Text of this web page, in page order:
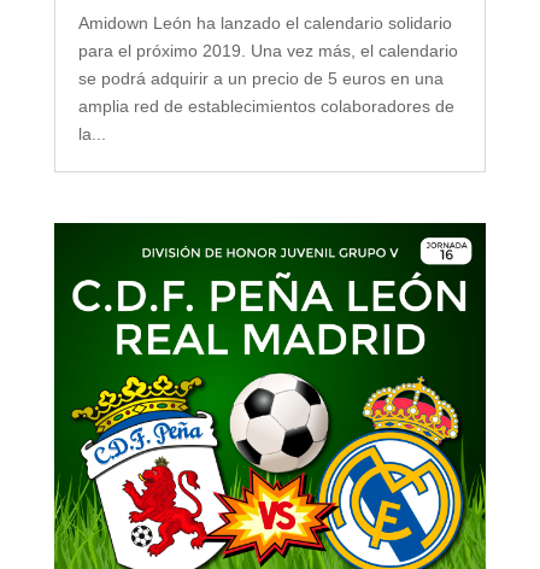
Amidown León ha lanzado el calendario solidario
para el próximo 2019. Una vez más, el calendario
se podrá adquirir a un precio de 5 euros en una
amplia red de establecimientos colaboradores de
la...